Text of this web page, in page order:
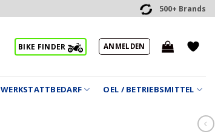
500+ Brands
BIKE FINDER ANMELDEN
WERKSTATTBEDARF OEL / BETRIEBSMITTEL